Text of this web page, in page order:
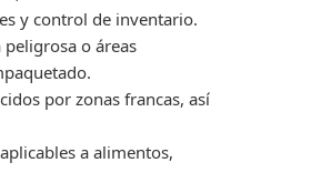
y control de inventario.
o áreas
por zonas francas, así
a alimentos,